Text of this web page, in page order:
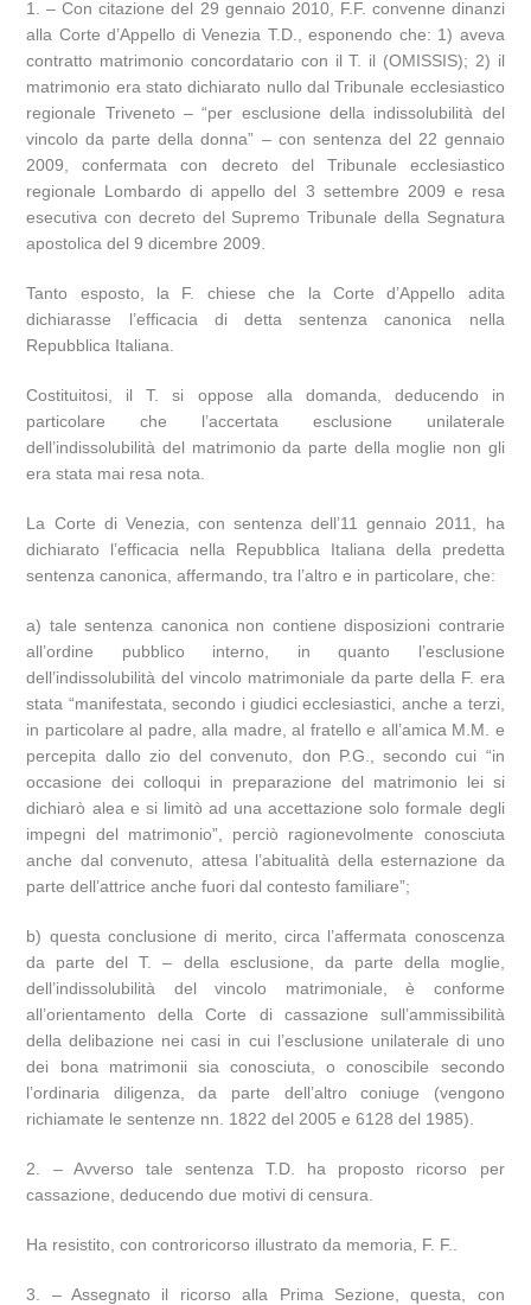
1. – Con citazione del 29 gennaio 2010, F.F. convenne dinanzi
alla Corte d’Appello di Venezia T.D., esponendo che: 1) aveva
contratto matrimonio concordatario con il T. il (OMISSIS); 2) il
matrimonio era stato dichiarato nullo dal Tribunale ecclesiastico
regionale Triveneto – “per esclusione della indissolubilità del
vincolo da parte della donna” – con sentenza del 22 gennaio
2009, confermata con decreto del Tribunale ecclesiastico
regionale Lombardo di appello del 3 settembre 2009 e resa
esecutiva con decreto del Supremo Tribunale della Segnatura
apostolica del 9 dicembre 2009.
Tanto esposto, la F. chiese che la Corte d’Appello adita
dichiarasse l’efficacia di detta sentenza canonica nella
Repubblica Italiana.
Costituitosi, il T. si oppose alla domanda, deducendo in
particolare che l’accertata esclusione unilaterale
dell’indissolubilità del matrimonio da parte della moglie non gli
era stata mai resa nota.
La Corte di Venezia, con sentenza dell’11 gennaio 2011, ha
dichiarato l’efficacia nella Repubblica Italiana della predetta
sentenza canonica, affermando, tra l’altro e in particolare, che:
a) tale sentenza canonica non contiene disposizioni contrarie
all’ordine pubblico interno, in quanto l’esclusione
dell’indissolubilità del vincolo matrimoniale da parte della F. era
stata “manifestata, secondo i giudici ecclesiastici, anche a terzi,
in particolare al padre, alla madre, al fratello e all’amica M.M. e
percepita dallo zio del convenuto, don P.G., secondo cui “in
occasione dei colloqui in preparazione del matrimonio lei si
dichiarò alea e si limitò ad una accettazione solo formale degli
impegni del matrimonio”, perciò ragionevolmente conosciuta
anche dal convenuto, attesa l’abitualità della esternazione da
parte dell’attrice anche fuori dal contesto familiare”;
b) questa conclusione di merito, circa l’affermata conoscenza
da parte del T. – della esclusione, da parte della moglie,
dell’indissolubilità del vincolo matrimoniale, è conforme
all’orientamento della Corte di cassazione sull’ammissibilità
della delibazione nei casi in cui l’esclusione unilaterale di uno
dei bona matrimonii sia conosciuta, o conoscibile secondo
l’ordinaria diligenza, da parte dell’altro coniuge (vengono
richiamate le sentenze nn. 1822 del 2005 e 6128 del 1985).
2. – Avverso tale sentenza T.D. ha proposto ricorso per
cassazione, deducendo due motivi di censura.
Ha resistito, con controricorso illustrato da memoria, F. F..
3. – Assegnato il ricorso alla Prima Sezione, questa, con